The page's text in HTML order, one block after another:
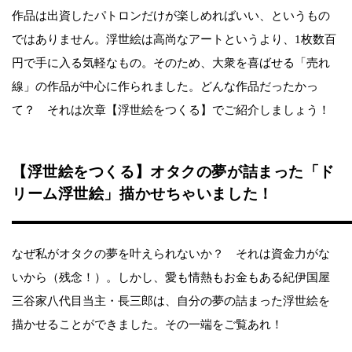
作品は出資したパトロンだけが楽しめればいい、というもの
ではありません。浮世絵は高尚なアートというより、1枚数百
円で手に入る気軽なもの。そのため、大衆を喜ばせる「売れ
線」の作品が中心に作られました。どんな作品だったかっ
て？ それは次章【浮世絵をつくる】でご紹介しましょう！
【浮世絵をつくる】オタクの夢が詰まった「ド
リーム浮世絵」描かせちゃいました！
なぜ私がオタクの夢を叶えられないか？ それは資金力がな
いから（残念！）。しかし、愛も情熱もお金もある紀伊国屋
三谷家八代目当主・長三郎は、自分の夢の詰まった浮世絵を
描かせることができました。その一端をご覧あれ！